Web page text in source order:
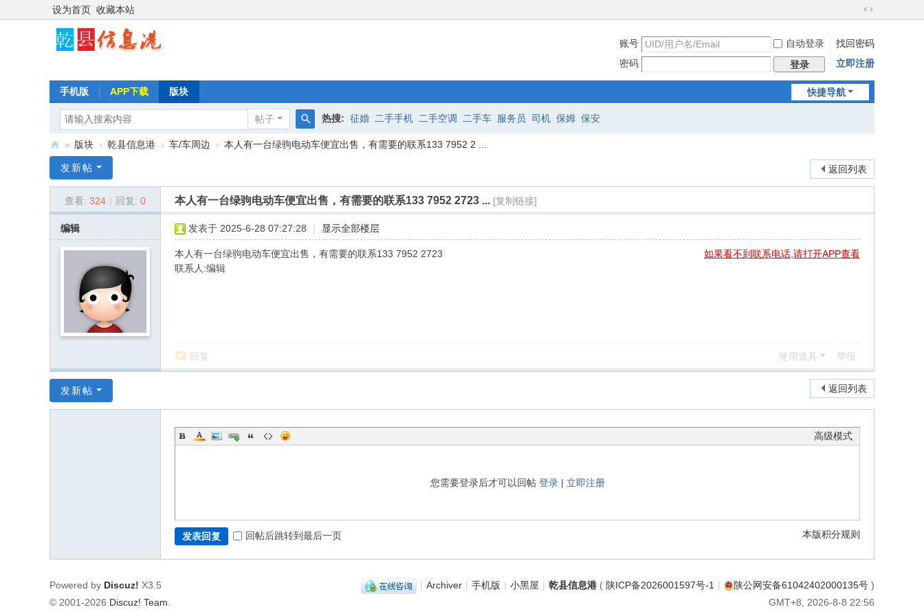
设为首页 收藏本站
切
到
宽
版
账号 自动登录
找回密码
密码
登录 立即注册
快捷导航
手机版 APP下载 版块
帖子
搜
热搜: 征婚 二手手机 二手空调 二手车 服务员 司机 保姆 保安
县
» 版块 › 乾县信息港 › 车/车周边 › 本人有一台绿驹电动车便宜出售，有需要的联系133 7952 2 ...
返回列表
发新帖
查看: 324 | 回复: 0 本人有一台绿驹电动车便宜出售，有需要的联系133 7952 2723 ... [复制链接]
编辑 发表于 2025-6-28 07:27:28 | 显示全部楼层
如果看不到联系电话,请打开APP查看
本人有一台绿驹电动车便宜出售，有需要的联系133 7952 2723
联系人:编辑
回复 使用道具 举报
返回列表
发新帖
高级模式
您需要登录后才可以回帖 登录| 立即注册
本版积分规则
发表回复 回帖后跳转到最后一页
| Archiver | 手机版 | 小黑屋 | 乾县信息港 ( 陕ICP备2026001597号-1 | 陕公网安备61042402000135号 )
GMT+8, 2026-8-8 22:56
Powered by Discuz! X3.5
© 2001-2026 Discuz! Team